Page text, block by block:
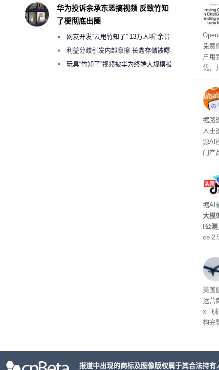
称
也无
免费
户用
优，
本
钮用
型
据路
人士
源AI
门产
据AI
大模
I公
ce
万
出分
在
美国
运营
x 飞
构完
华为投诉余承东恶搞视频 反致竹知
了梗彻底出圈
网友开发“云甩竹知了” 13万人听“余音
绕梁”利益分歧引发内部摩擦 长鑫存储被曝
曾将华为驻场工程师驱逐出研发基地
玩具“竹知了”视频被华为终端大规模投
报道中出现的商标及图像版权属于其合法持